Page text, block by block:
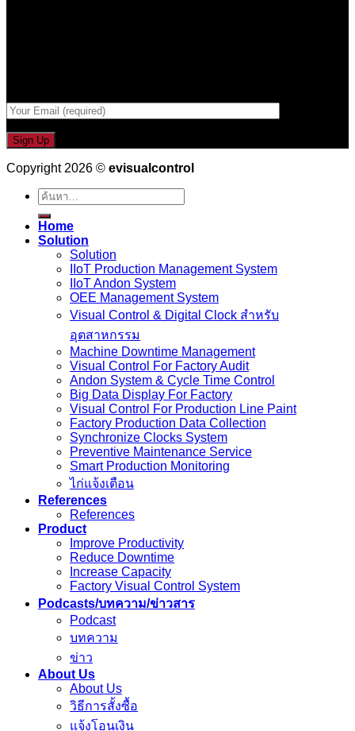
Copyright 2026 © evisualcontrol
ค้นหา:
Home
Solution
Solution
IIoT Production Management System
IIoT Andon System
OEE Management System
Visual Control & Digital Clock สำหรับ
อุตสาหกรรม
Machine Downtime Management
Visual Control For Factory Audit
Andon System & Cycle Time Control
Big Data Display For Factory
Visual Control For Production Line Paint
Factory Production Data Collection
Synchronize Clocks System
Preventive Maintenance Service
Smart Production Monitoring
ไก่แจ้งเตือน
References
References
Product
Improve Productivity
Reduce Downtime
Increase Capacity
Factory Visual Control System
Podcasts/บทความ/ข่าวสาร
Podcast
บทความ
ข่าว
About Us
About Us
วิธีการสั้งซื้อ
แจ้งโอนเงิน